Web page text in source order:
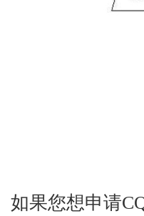
如果您想申请